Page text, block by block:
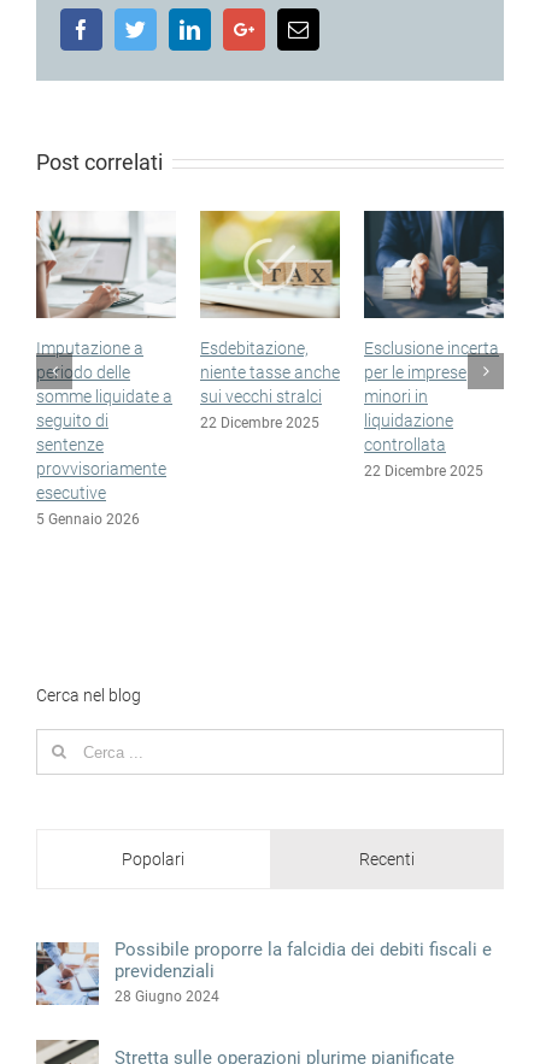
FacebookTwitterLinkedInGoogle+Email
Post correlati
Imputazione a
periodo delle
somme liquidate a
seguito di
sentenze
provvisoriamente
esecutive
5 Gennaio 2026
Esdebitazione,
niente tasse anche
sui vecchi stralci
22 Dicembre 2025
Esclusione incerta
per le imprese
minori in
liquidazione
controllata
22 Dicembre 2025
Cerca nel blog
Search
for:
Popolari Recenti
Possibile proporre la falcidia dei debiti fiscali e
previdenziali
28 Giugno 2024
Stretta sulle operazioni plurime pianificate